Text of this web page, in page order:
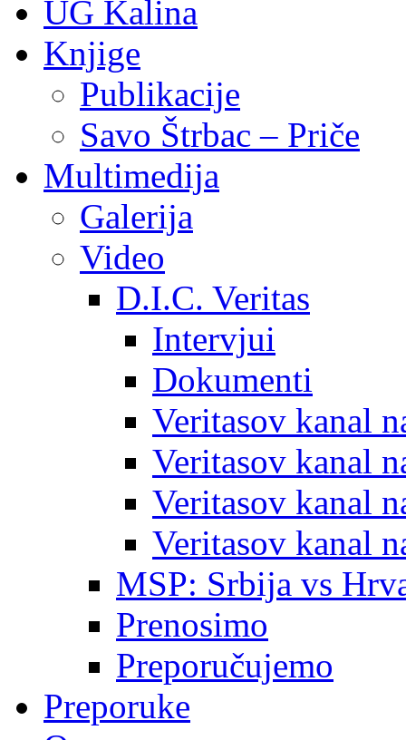
UG Kalina
Knjige
Publikacije
Savo Štrbac – Priče
Multimedija
Galerija
Video
D.I.C. Veritas
Intervjui
Dokumenti
Veritasov kanal
Veritasov kanal
Veritasov kanal
Veritasov kanal
MSP: Srbija vs
Prenosimo
Preporučujemo
Preporuke